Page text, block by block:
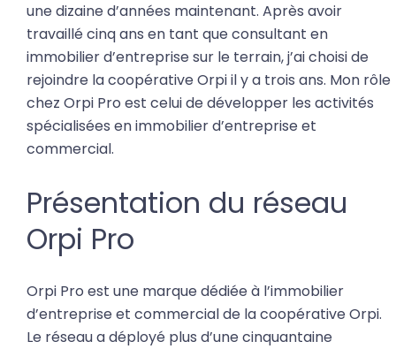
une dizaine d’années maintenant. Après avoir
travaillé cinq ans en tant que consultant en
immobilier d’entreprise sur le terrain, j’ai choisi de
rejoindre la coopérative Orpi il y a trois ans. Mon rôle
chez Orpi Pro est celui de développer les activités
spécialisées en immobilier d’entreprise et
commercial.
Présentation du réseau
Orpi Pro
Orpi Pro est une marque dédiée à l’immobilier
d’entreprise et commercial de la coopérative Orpi.
Le réseau a déployé plus d’une cinquantaine